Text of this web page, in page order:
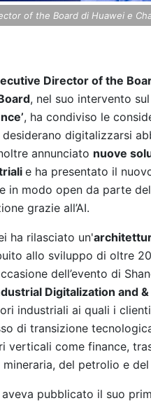
of the Board di Huawei e
Director of the
, nel suo intervento
, ha condiviso le
digitalizzarsi
annunciato nuove
e ha presentato il
in modo open da parte
grazie all’AI.
ha rilasciato un'
allo sviluppo di oltre
dell’evento di
Digitalization and
industriali ai quali i
di transizione
verticali come finance,
del petrolio e del
pubblicato il suo